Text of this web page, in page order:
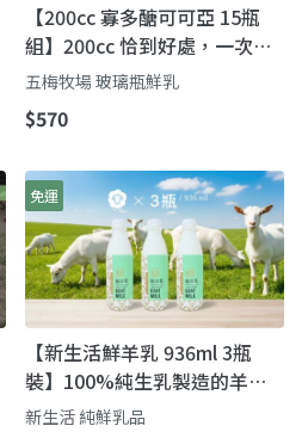
【200cc 寡多醣可可亞 15瓶
組】200cc 恰到好處，一次喝
完，新鮮不浪費！
五梅牧場 玻璃瓶鮮乳
$570
免運
【新生活鮮羊乳 936ml 3瓶
裝】100%純生乳製造的羊奶
顛覆羊乳記憶味覺
新生活 純鮮乳品